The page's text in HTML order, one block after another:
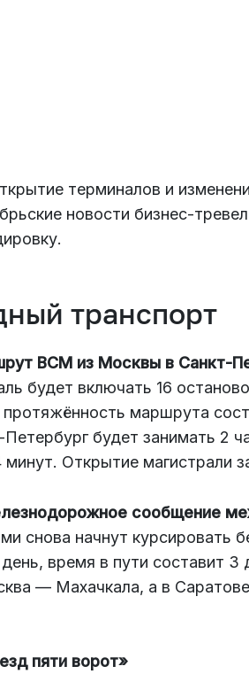
терминалов и
новости бизнес-
транспорт
ВСМ из Москвы в Санкт-
будет включать 16
маршрута
будет занимать 2
Открытие магистрали
сообщение
снова начнут курсировать
время в пути составит 3
— Махачкала, а в
пяти ворот»